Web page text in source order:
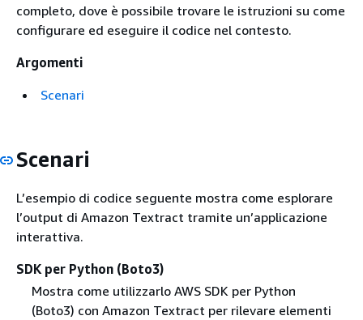
completo, dove è possibile trovare le istruzioni su come
configurare ed eseguire il codice nel contesto.
Argomenti
Scenari
Scenari
L’esempio di codice seguente mostra come esplorare
l’output di Amazon Textract tramite un’applicazione
interattiva.
SDK per Python (Boto3)
Mostra come utilizzarlo AWS SDK per Python
(Boto3) con Amazon Textract per rilevare elementi